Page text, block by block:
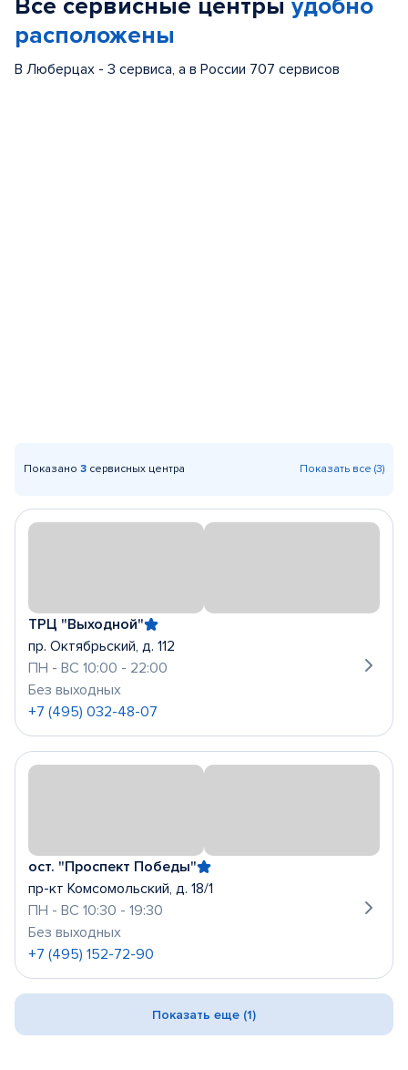
Все сервисные центры удобно
расположены
В Люберцах - 3 сервиса, а в России 707 сервисов
Показано 3 сервисных центра Показать все (3)
ТРЦ "Выходной"
пр. Октябрьский, д. 112
ПН - ВС 10:00 - 22:00
Без выходных
+7 (495) 032-48-07
ост. "Проспект Победы"
пр-кт Комсомольский, д. 18/1
ПН - ВС 10:30 - 19:30
Без выходных
+7 (495) 152-72-90
Показать еще (1)